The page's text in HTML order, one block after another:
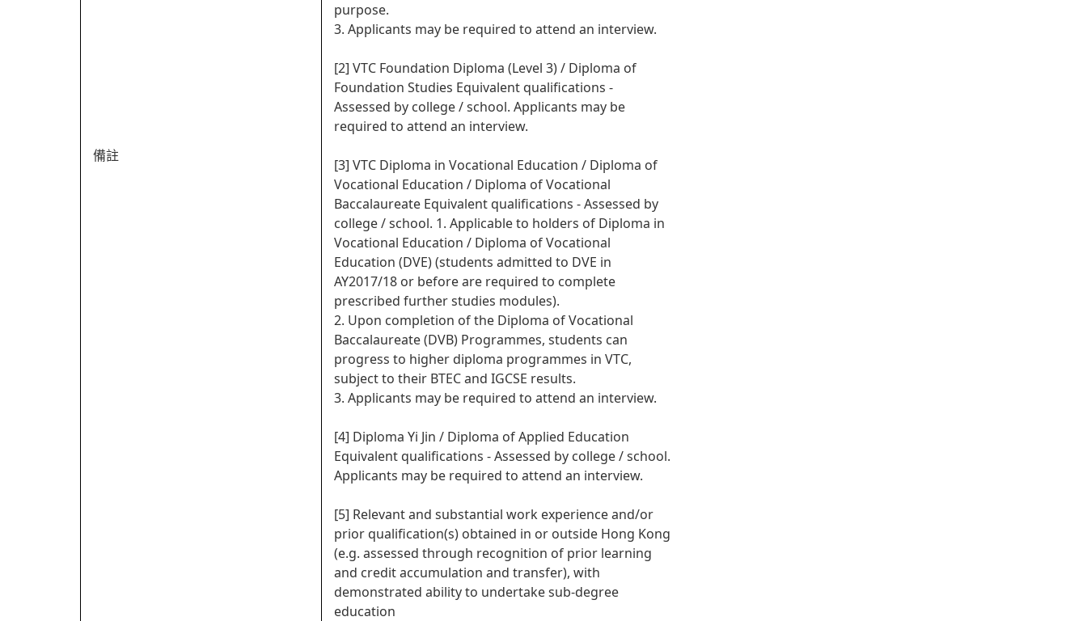
備註
purpose.
3. Applicants may be required to attend an interview.
[2] VTC Foundation Diploma (Level 3) / Diploma of
Foundation Studies Equivalent qualifications -
Assessed by college / school. Applicants may be
required to attend an interview.
[3] VTC Diploma in Vocational Education / Diploma of
Vocational Education / Diploma of Vocational
Baccalaureate Equivalent qualifications - Assessed by
college / school. 1. Applicable to holders of Diploma in
Vocational Education / Diploma of Vocational
Education (DVE) (students admitted to DVE in
AY2017/18 or before are required to complete
prescribed further studies modules).
2. Upon completion of the Diploma of Vocational
Baccalaureate (DVB) Programmes, students can
progress to higher diploma programmes in VTC,
subject to their BTEC and IGCSE results.
3. Applicants may be required to attend an interview.
[4] Diploma Yi Jin / Diploma of Applied Education
Equivalent qualifications - Assessed by college / school.
Applicants may be required to attend an interview.
[5] Relevant and substantial work experience and/or
prior qualification(s) obtained in or outside Hong Kong
(e.g. assessed through recognition of prior learning
and credit accumulation and transfer), with
demonstrated ability to undertake sub-degree
education